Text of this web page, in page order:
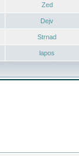
Zed
Dejv
Strnad
lapos